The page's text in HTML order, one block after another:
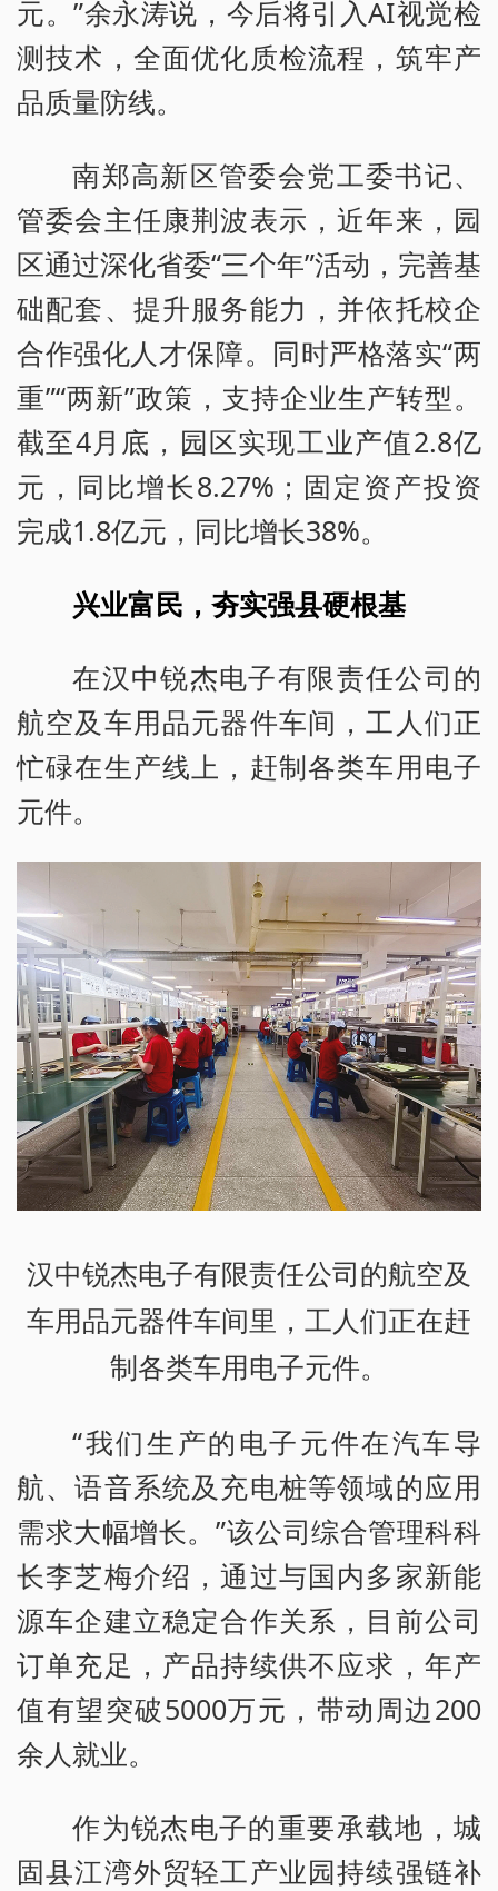
元。”余永涛说，今后将引入AI视觉检
测技术，全面优化质检流程，筑牢产
品质量防线。
南郑高新区管委会党工委书记、
管委会主任康荆波表示，近年来，园
区通过深化省委“三个年”活动，完善基
础配套、提升服务能力，并依托校企
合作强化人才保障。同时严格落实“两
重”“两新”政策，支持企业生产转型。
截至4月底，园区实现工业产值2.8亿
元，同比增长8.27%；固定资产投资
完成1.8亿元，同比增长38%。
兴业富民，夯实强县硬根基
在汉中锐杰电子有限责任公司的
航空及车用品元器件车间，工人们正
忙碌在生产线上，赶制各类车用电子
元件。
汉中锐杰电子有限责任公司的航空及
车用品元器件车间里，工人们正在赶
制各类车用电子元件。
“我们生产的电子元件在汽车导
航、语音系统及充电桩等领域的应用
需求大幅增长。”该公司综合管理科科
长李芝梅介绍，通过与国内多家新能
源车企建立稳定合作关系，目前公司
订单充足，产品持续供不应求，年产
值有望突破5000万元，带动周边200
余人就业。
作为锐杰电子的重要承载地，城
固县江湾外贸轻工产业园持续强链补